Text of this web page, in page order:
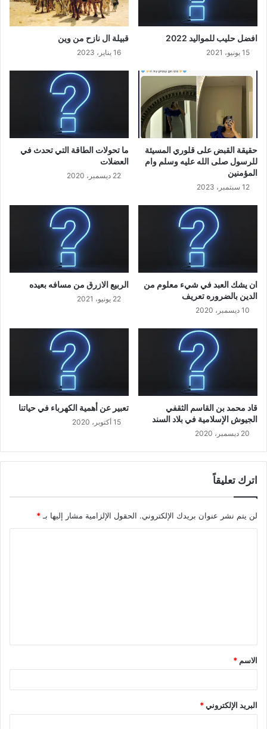
افضل حليب للمواليد 2022
15 يونيو، 2021
قبيلة ال نازح من وين
16 يناير، 2023
حقيقة القبض على قلوري المسيئة
للرسول صلى الله عليه وسلم وام
المؤمنين
12 سبتمبر، 2023
ما تحولات الطاقة التي تحدث في
العضلات
22 ديسمبر، 2020
ان يشك العبد في شيء معلوم من
الدين بالضروره تعريف
10 ديسمبر، 2020
الربيع الازرق من مسافه بعيده
22 يونيو، 2021
قاد محمد بن القاسم الثقفي
الجيوش الإسلامية في بلاد السند
20 ديسمبر، 2020
تعبير عن أهمية الكهرباء في حياتنا
15 أكتوبر، 2020
اترك تعليقاً
لن يتم نشر عنوان بريدك الإلكتروني. الحقول الإلزامية مشار إليها بـ *
ق
*
الاسم *
البريد الإلكتروني*